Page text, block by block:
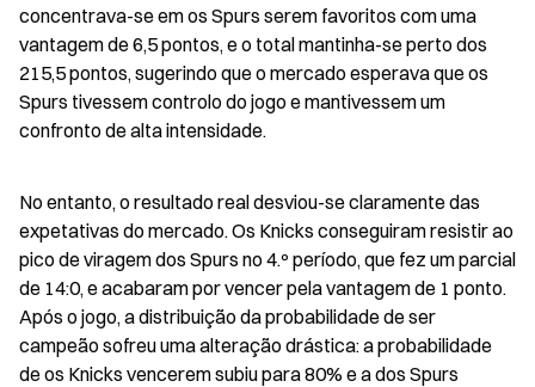
concentrava-se em os Spurs serem favoritos com uma
vantagem de 6,5 pontos, e o total mantinha-se perto dos
215,5 pontos, sugerindo que o mercado esperava que os
Spurs tivessem controlo do jogo e mantivessem um
confronto de alta intensidade.
No entanto, o resultado real desviou-se claramente das
expetativas do mercado. Os Knicks conseguiram resistir ao
pico de viragem dos Spurs no 4.º período, que fez um parcial
de 14:0, e acabaram por vencer pela vantagem de 1 ponto.
Após o jogo, a distribuição da probabilidade de ser
campeão sofreu uma alteração drástica: a probabilidade
de os Knicks vencerem subiu para 80% e a dos Spurs